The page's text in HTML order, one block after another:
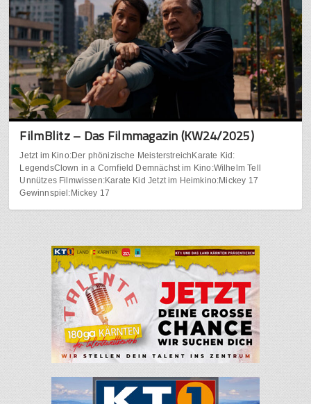
FilmBlitz – Das Filmmagazin (KW24/2025)
Jetzt im Kino:Der phönizische MeisterstreichKarate Kid:
LegendsClown in a Cornfield Demnächst im Kino:Wilhelm Tell
Unnützes Filmwissen:Karate Kid Jetzt im Heimkino:Mickey 17
Gewinnspiel:Mickey 17